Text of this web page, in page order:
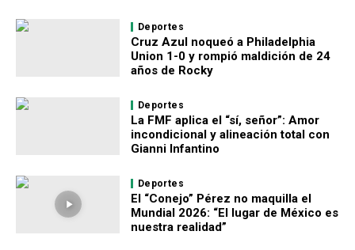
Deportes
Cruz Azul noqueó a Philadelphia
Union 1-0 y rompió maldición de 24
años de Rocky
Deportes
La FMF aplica el “sí, señor”: Amor
incondicional y alineación total con
Gianni Infantino
Deportes
El “Conejo” Pérez no maquilla el
Mundial 2026: “El lugar de México es
nuestra realidad”